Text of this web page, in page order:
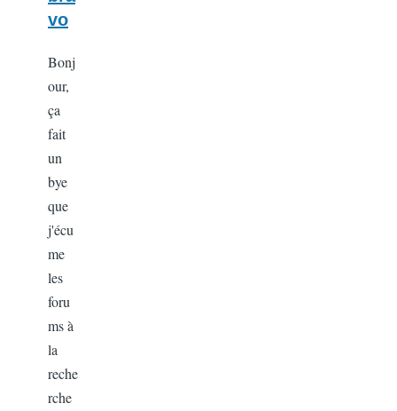
vo
Bonj
our,
ça
fait
un
bye
que
j'écu
me
les
foru
ms à
la
reche
rche